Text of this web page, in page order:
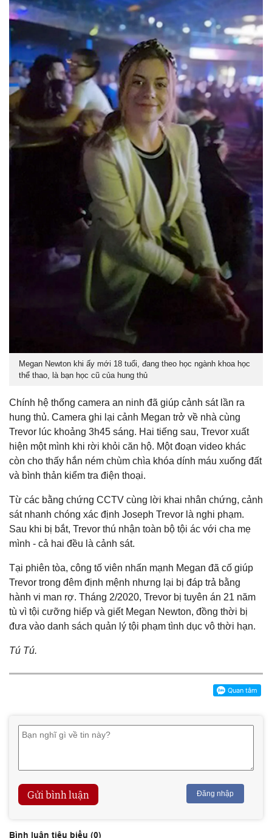
Megan Newton khi ấy mới 18 tuổi, đang theo học ngành khoa học
thể thao, là bạn học cũ của hung thủ
Chính hệ thống camera an ninh đã giúp cảnh sát lần ra
hung thủ. Camera ghi lại cảnh Megan trở về nhà cùng
Trevor lúc khoảng 3h45 sáng. Hai tiếng sau, Trevor xuất
hiện một mình khi rời khỏi căn hộ. Một đoạn video khác
còn cho thấy hắn ném chùm chìa khóa dính máu xuống đất
và bình thản kiểm tra điện thoại.
Từ các bằng chứng CCTV cùng lời khai nhân chứng, cảnh
sát nhanh chóng xác định Joseph Trevor là nghi phạm.
Sau khi bị bắt, Trevor thú nhận toàn bộ tội ác với cha mẹ
mình - cả hai đều là cảnh sát.
Tại phiên tòa, công tố viên nhấn mạnh Megan đã cố giúp
Trevor trong đêm định mệnh nhưng lại bị đáp trả bằng
hành vi man rợ. Tháng 2/2020, Trevor bị tuyên án 21 năm
tù vì tội cưỡng hiếp và giết Megan Newton, đồng thời bị
đưa vào danh sách quản lý tội phạm tình dục vô thời hạn.
Tú Tú.
Gửi bình luận Đăng nhập
Bình luận tiêu biểu (0)